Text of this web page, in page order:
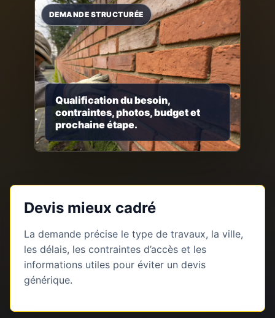
Qualification du besoin,
contraintes, photos, budget et
prochaine étape.
Devis mieux cadré
La demande précise le type de travaux, la ville,
les délais, les contraintes d’accès et les
informations utiles pour éviter un devis
générique.